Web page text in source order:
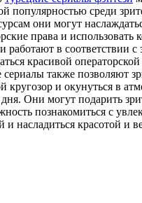
среди
они могут
права и
в соответствии
красивой
также позволяют
и окунуться в
Они могут подарить
познакомиться с
насладиться красотой и